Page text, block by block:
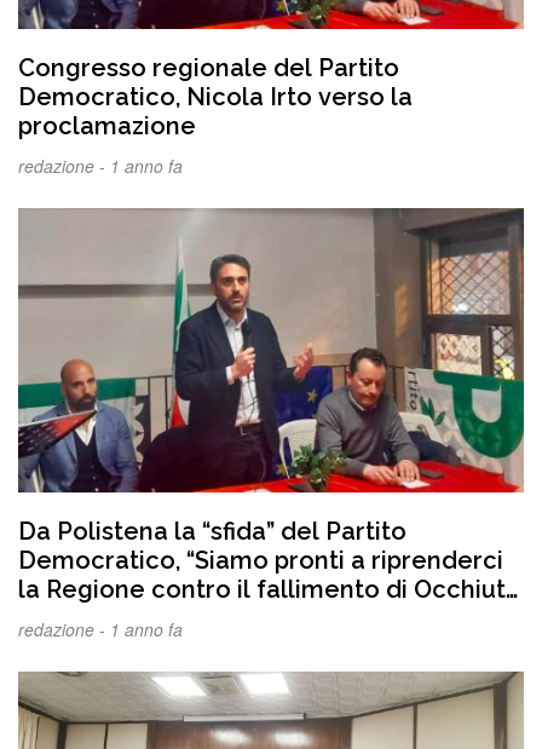
Congresso regionale del Partito
Democratico, Nicola Irto verso la
proclamazione
redazione - 1 anno fa
Da Polistena la “sfida” del Partito
Democratico, “Siamo pronti a riprenderci
la Regione contro il fallimento di Occhiuto
che sta trascinando nel baratro la
redazione - 1 anno fa